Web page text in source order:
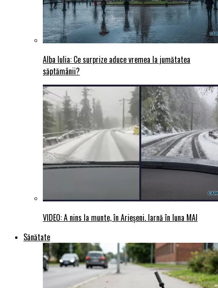
Alba Iulia: Ce surprize aduce vremea la jumătatea
săptămânii?
VIDEO: A nins la munte, în Arieșeni. Iarnă în luna MAI
Sănătate